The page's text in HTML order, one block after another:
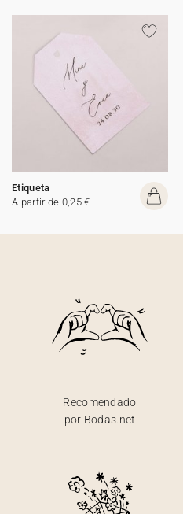
Etiqueta
A partir de 0,25 €
Recomendado
por Bodas.net